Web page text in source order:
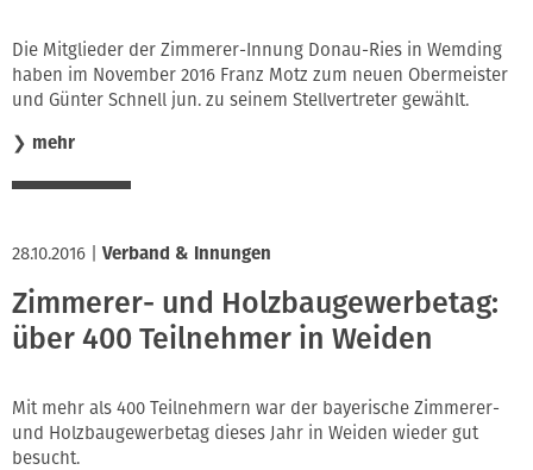
Die Mitglieder der Zimmerer-Innung Donau-Ries in Wemding
haben im November 2016 Franz Motz zum neuen Obermeister
und Günter Schnell jun. zu seinem Stellvertreter gewählt.
❯ mehr
28.10.2016 Verband & Innungen
Zimmerer- und Holzbaugewerbetag:
über 400 Teilnehmer in Weiden
Mit mehr als 400 Teilnehmern war der bayerische Zimmerer-
und Holzbaugewerbetag dieses Jahr in Weiden wieder gut
besucht.